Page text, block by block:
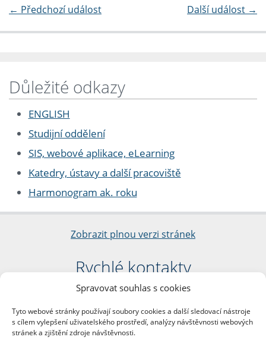
Spravovat souhlas s cookies
Tyto webové stránky používají soubory cookies a další sledovací nástroje
s cílem vylepšení uživatelského prostředí, analýzy návštěvnosti webových
stránek a zjištění zdroje návštěvnosti.
← Předchozí událost Další událost →
Důležité odkazy
ENGLISH
Studijní oddělení
SIS, webové aplikace, eLearning
Katedry, ústavy a další pracoviště
Harmonogram ak. roku
Zobrazit plnou verzi stránek
Rychlé kontakty
Filozofická fakulta
nám. Jana Palacha 1/2
116 38 Praha 1